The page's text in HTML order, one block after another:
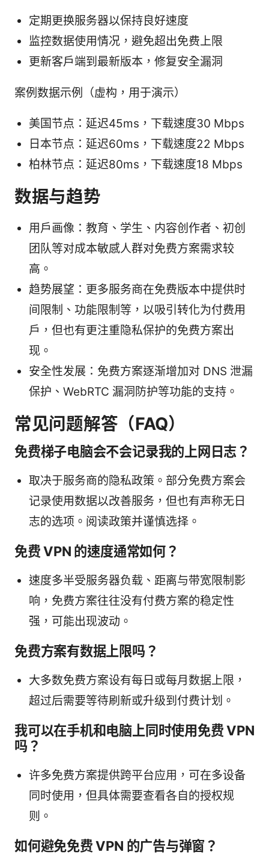
定期更换服务器以保持良好速度
监控数据使用情况，避免超出免费上限
更新客户端到最新版本，修复安全漏洞
案例数据示例（虚构，用于演示）
美国节点：延迟45ms，下载速度30 Mbps
日本节点：延迟60ms，下载速度22 Mbps
柏林节点：延迟80ms，下载速度18 Mbps
数据与趋势
用户画像：教育、学生、内容创作者、初创
团队等对成本敏感人群对免费方案需求较
高。
趋势展望：更多服务商在免费版本中提供时
间限制、功能限制等，以吸引转化为付费用
户，但也有更注重隐私保护的免费方案出
现。
安全性发展：免费方案逐渐增加对 DNS 泄漏
保护、WebRTC 漏洞防护等功能的支持。
常见问题解答（FAQ）
免费梯子电脑会不会记录我的上网日志？
取决于服务商的隐私政策。部分免费方案会
记录使用数据以改善服务，但也有声称无日
志的选项。阅读政策并谨慎选择。
免费 VPN 的速度通常如何？
速度多半受服务器负载、距离与带宽限制影
响，免费方案往往没有付费方案的稳定性
强，可能出现波动。
免费方案有数据上限吗？
大多数免费方案设有每日或每月数据上限，
超过后需要等待刷新或升级到付费计划。
我可以在手机和电脑上同时使用免费 VPN
吗？
许多免费方案提供跨平台应用，可在多设备
同时使用，但具体需要查看各自的授权规
则。
如何避免免费 VPN 的广告与弹窗？